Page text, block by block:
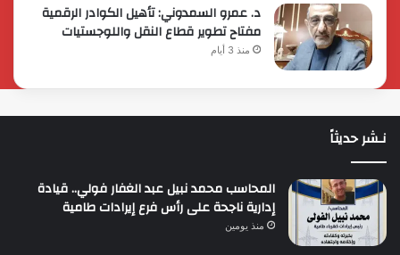
د. عمرو السمدوني: تأهيل الكوادر الرقمية
مفتاح تطوير قطاع النقل واللوجستيات
منذ 3 أيام
نـشر حديثاً
المحاسب محمد نبيل عبد الغفار فولي.. قيادة
إدارية ناجحة على رأس فرع إيرادات طامية
منذ يومين